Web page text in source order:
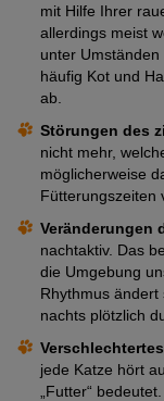
mit Hilfe Ihrer
allerdings meist
unter Umständen
häufig Kot und
ab.
Störungen des
nicht mehr,
möglicherweise
Fütterungszeiten
Veränderungen
nachtaktiv. Das
die Umgebung
Rhythmus ändert
nachts plötzlich
jede Katze hört
„Futter“